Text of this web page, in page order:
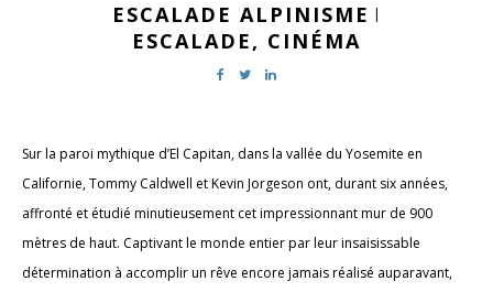
ESCALADE ALPINISME |
ESCALADE, CINÉMA
Sur la paroi mythique d’El Capitan, dans la vallée du Yosemite en
Californie, Tommy Caldwell et Kevin Jorgeson ont, durant six années,
affronté et étudié minutieusement cet impressionnant mur de 900
mètres de haut. Captivant le monde entier par leur insaisissable
détermination à accomplir un rêve encore jamais réalisé auparavant,